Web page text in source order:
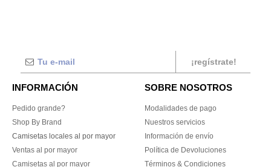
¡regístrate!
INFORMACIÓN
Pedido grande?
Shop By Brand
Camisetas locales al por mayor
Ventas al por mayor
Camisetas al por mayor
SOBRE NOSOTROS
Modalidades de pago
Nuestros servicios
Información de envío
Política de Devoluciones
Términos & Condiciones